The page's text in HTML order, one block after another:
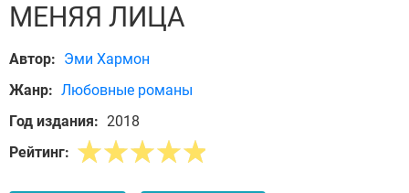
МЕНЯЯ ЛИЦА
Автор: Эми Хармон
Жанр: Любовные романы
Год издания: 2018
Рейтинг: